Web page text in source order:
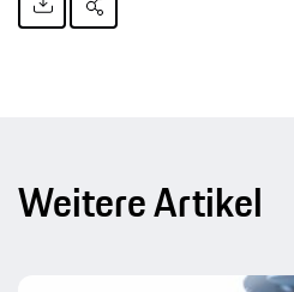
Weitere Artikel